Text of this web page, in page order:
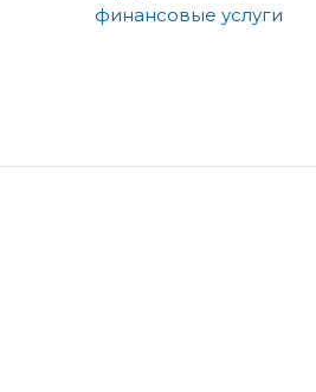
финансовые услуги